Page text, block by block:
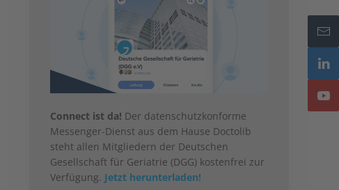
Connect ist da! Der datenschutzkonforme
Messenger-Dienst aus dem Hause Doctolib
steht allen Mitgliedern der Deutschen
Gesellschaft für Geriatrie (DGG) kostenfrei zur
Verfügung. Jetzt herunterladen!